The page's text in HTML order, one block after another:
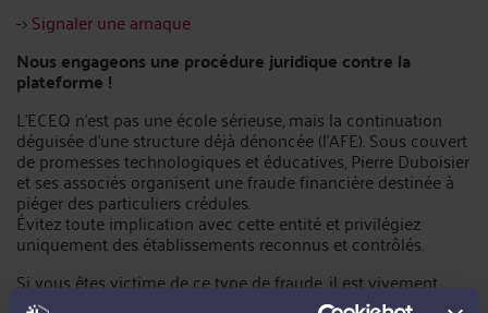
->Signaler une arnaque
Nous engageons une procédure juridique contre la
plateforme !
L’ECEQ n’est pas une école sérieuse, mais la continuation
déguisée d’une structure déjà dénoncée (l’AFE). Sous couvert
de promesses technologiques et éducatives, Pierre Duboisier
et ses associés organisent une fraude financière destinée à
piéger des particuliers crédules.
Évitez toute implication avec cette entité et privilégiez
uniquement des établissements reconnus et contrôlés.
Si vous êtes victime de ce type de fraude, il est vivement
conseillé de consulter un avocat expert. Plusieurs clients